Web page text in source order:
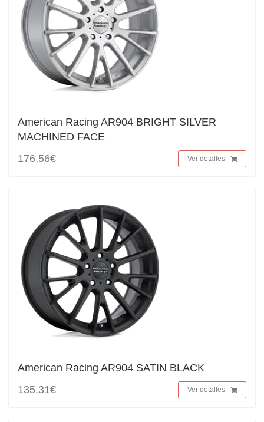
American Racing AR904 BRIGHT SILVER
MACHINED FACE
176,56€
Ver detalles
American Racing AR904 SATIN BLACK
135,31€
Ver detalles